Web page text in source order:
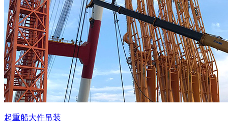
起重船大件吊装